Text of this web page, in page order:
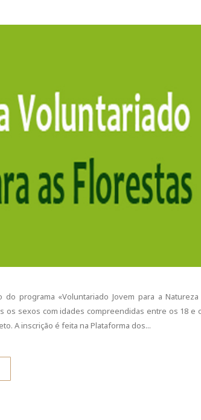
programa «Voluntariado Jovem para a
os sexos com idades compreendidas entre os 18 e
A inscrição é feita na Plataforma dos...